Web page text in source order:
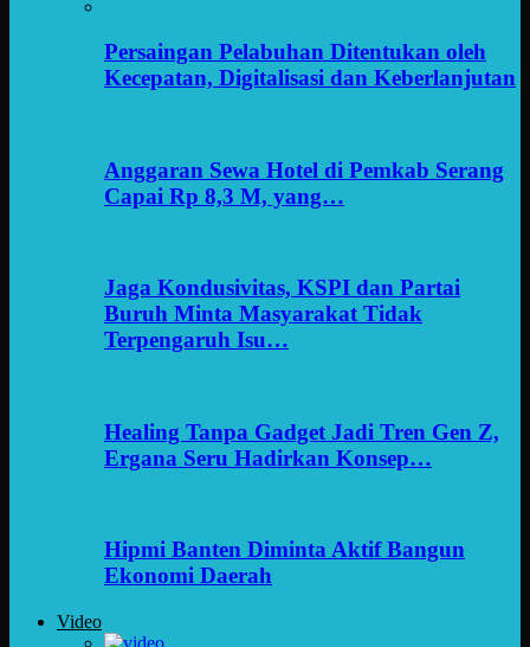
Persaingan Pelabuhan Ditentukan oleh
Kecepatan, Digitalisasi dan Keberlanjutan
Anggaran Sewa Hotel di Pemkab Serang
Capai Rp 8,3 M, yang…
Jaga Kondusivitas, KSPI dan Partai
Buruh Minta Masyarakat Tidak
Terpengaruh Isu…
Healing Tanpa Gadget Jadi Tren Gen Z,
Ergana Seru Hadirkan Konsep…
Hipmi Banten Diminta Aktif Bangun
Ekonomi Daerah
Video